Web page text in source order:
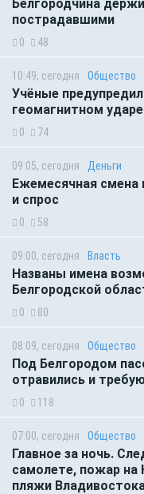
Белгородчина
пострадавшими
0 48
10:49, сегодня Общество
Учёные
геомагнитном
0 74
09:05, сегодня Деньги
Ежемесячная
и спрос
0 58
09:00, сегодня Власть
Названы имена
Белгородской
0 80
08:09, сегодня Общество
Под Белгородом
отравились и
0 118
07:00, сегодня Общество
Главное за ночь.
самолете, пожар на
пляжи